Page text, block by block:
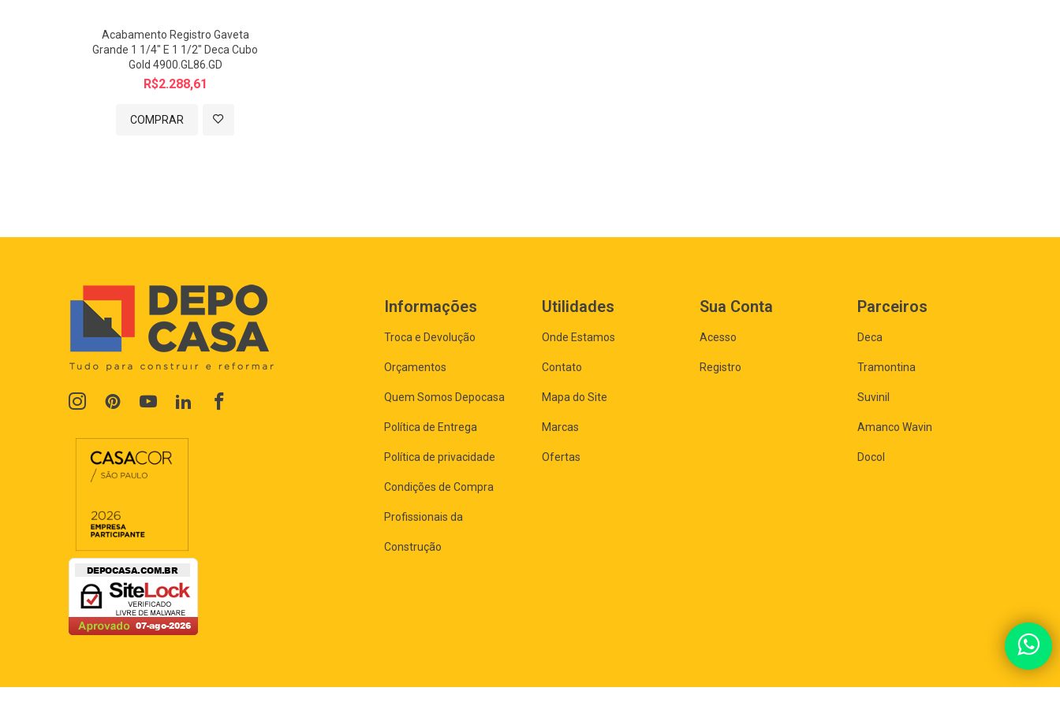
Acabamento Registro Gaveta
Grande 1 1/4" E 1 1/2" Deca Cubo
Gold 4900.GL86.GD
R$2.288,61
COMPRAR
Informações
Troca e Devolução
Orçamentos
Quem Somos Depocasa
Política de Entrega
Política de privacidade
Condições de Compra
Profissionais da
Construção
Utilidades
Onde Estamos
Contato
Mapa do Site
Marcas
Ofertas
Sua Conta
Acesso
Registro
Parceiros
Deca
Tramontina
Suvinil
Amanco Wavin
Docol